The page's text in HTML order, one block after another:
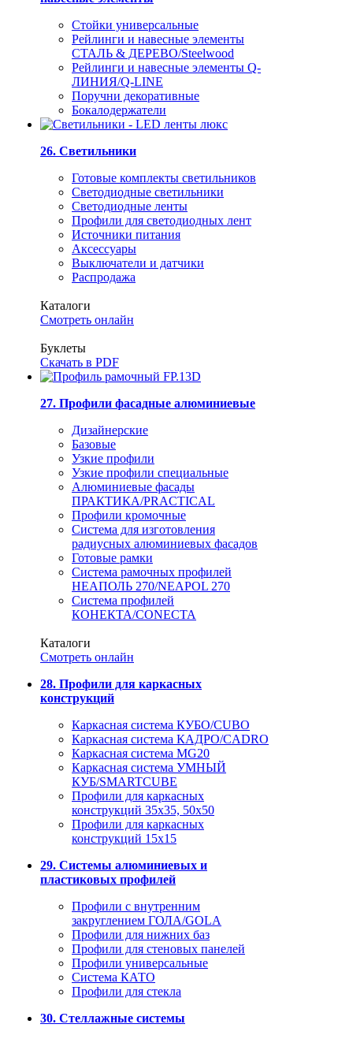
Стойки универсальные
Рейлинги и навесные элементы
СТАЛЬ & ДЕРЕВО/Steelwood
Рейлинги и навесные элементы Q-
ЛИНИЯ/Q-LINE
Поручни декоративные
Бокалодержатели
26. Светильники
Готовые комплекты светильников
Светодиодные светильники
Светодиодные ленты
Профили для светодиодных лент
Источники питания
Аксессуары
Выключатели и датчики
Распродажа
Каталоги
Смотреть онлайн
Буклеты
Скачать в PDF
27. Профили фасадные алюминиевые
Дизайнерские
Базовые
Узкие профили
Узкие профили специальные
Алюминиевые фасады
ПРАКТИКА/PRACTICAL
Профили кромочные
Система для изготовления
радиусных алюминиевых фасадов
Готовые рамки
Система рамочных профилей
НЕАПОЛЬ 270/NEAPOL 270
Система профилей
КОНЕКТА/CONECTA
Каталоги
Смотреть онлайн
28. Профили для каркасных
конструкций
Каркасная система КУБО/CUBO
Каркасная система КАДРО/CADRO
Каркасная система MG20
Каркасная система УМНЫЙ
КУБ/SMARTCUBE
Профили для каркасных
конструкций 35x35, 50x50
Профили для каркасных
конструкций 15х15
29. Системы алюминиевых и
пластиковых профилей
Профили с внутренним
закруглением ГОЛА/GOLA
Профили для нижних баз
Профили для стеновых панелей
Профили универсальные
Система КАТО
Профили для стекла
30. Стеллажные системы